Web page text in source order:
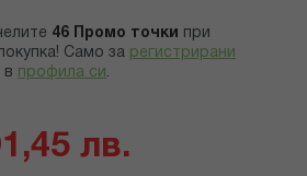
46 Промо точки
при
Само за регистрирани
в профила си .
лв.